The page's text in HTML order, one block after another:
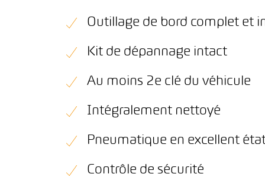
Outillage de bord complet et
Kit de dépannage intact
Au moins 2e clé du véhicule
Intégralement nettoyé
Pneumatique en excellent
Contrôle de sécurité